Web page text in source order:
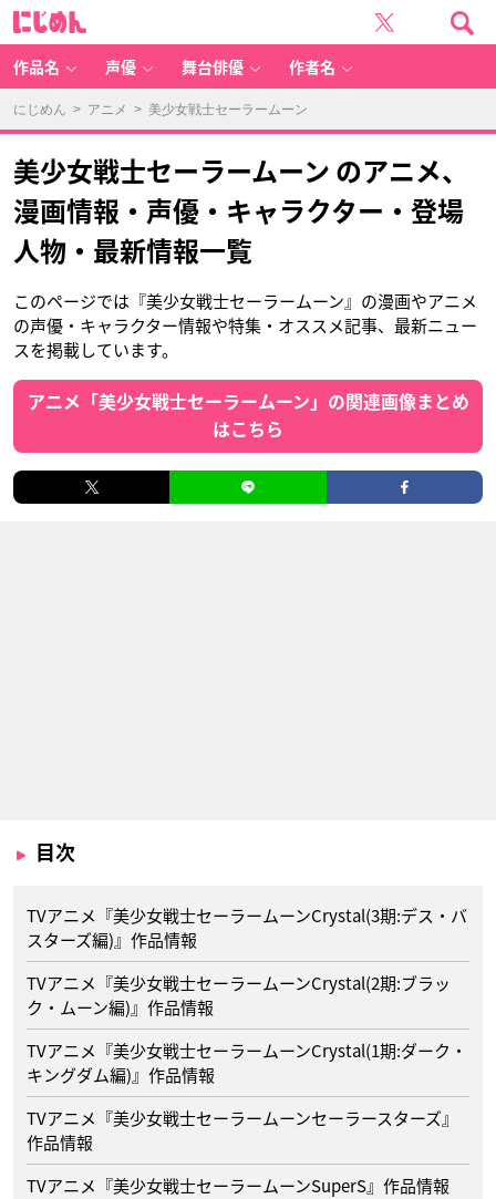
作品名 声優 舞台俳優 作者名
にじめん > アニメ > 美少女戦士セーラームーン
美少女戦士セーラームーン のアニメ、
漫画情報・声優・キャラクター・登場
人物・最新情報一覧
このページでは『美少女戦士セーラームーン』の漫画やアニメ
の声優・キャラクター情報や特集・オススメ記事、最新ニュー
スを掲載しています。
アニメ「美少女戦士セーラームーン」の関連画像まとめ
はこちら
目次
TVアニメ『美少女戦士セーラームーンCrystal(3期:デス・バ
スターズ編)』作品情報
TVアニメ『美少女戦士セーラームーンCrystal(2期:ブラッ
ク・ムーン編)』作品情報
TVアニメ『美少女戦士セーラームーンCrystal(1期:ダーク・
キングダム編)』作品情報
TVアニメ『美少女戦士セーラームーンセーラースターズ』
作品情報
TVアニメ『美少女戦士セーラームーンSuperS』作品情報